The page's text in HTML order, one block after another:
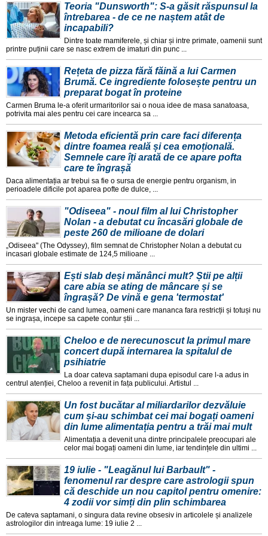
Teoria "Dunsworth": S-a găsit răspunsul la
întrebarea - de ce ne naștem atât de
incapabili?
Dintre toate mamiferele, și chiar și intre primate, oamenii sunt
printre puținii care se nasc extrem de imaturi din punc ...
Rețeta de pizza fără făină a lui Carmen
Brumă. Ce ingrediente folosește pentru un
preparat bogat în proteine
Carmen Bruma le-a oferit urmaritorilor sai o noua idee de masa sanatoasa,
potrivita mai ales pentru cei care incearca sa ...
Metoda eficientă prin care faci diferența
dintre foamea reală și cea emoțională.
Semnele care îți arată de ce apare pofta
care te îngrașă
Daca alimentația ar trebui sa fie o sursa de energie pentru organism, in
perioadele dificile pot aparea pofte de dulce, ...
"Odiseea" - noul film al lui Christopher
Nolan - a debutat cu încasări globale de
peste 260 de milioane de dolari
„Odiseea" (The Odyssey), film semnat de Christopher Nolan a debutat cu
incasari globale estimate de 124,5 milioane ...
Ești slab deși mănânci mult? Știi pe alții
care abia se ating de mâncare și se
îngrașă? De vină e gena 'termostat'
Un mister vechi de cand lumea, oameni care mananca fara restricții și totuși nu
se ingrașa, incepe sa capete contur știi ...
Cheloo e de nerecunoscut la primul mare
concert după internarea la spitalul de
psihiatrie
La doar cateva saptamani dupa episodul care l-a adus in
centrul atenției, Cheloo a revenit in fața publicului. Artistul ...
Un fost bucătar al miliardarilor dezvăluie
cum și-au schimbat cei mai bogați oameni
din lume alimentația pentru a trăi mai mult
Alimentația a devenit una dintre principalele preocupari ale
celor mai bogați oameni din lume, iar tendințele din ultimi ...
19 iulie - "Leagănul lui Barbault" -
fenomenul rar despre care astrologii spun
că deschide un nou capitol pentru omenire:
4 zodii vor simți din plin schimbarea
De cateva saptamani, o singura data revine obsesiv in articolele și analizele
astrologilor din intreaga lume: 19 iulie 2 ...